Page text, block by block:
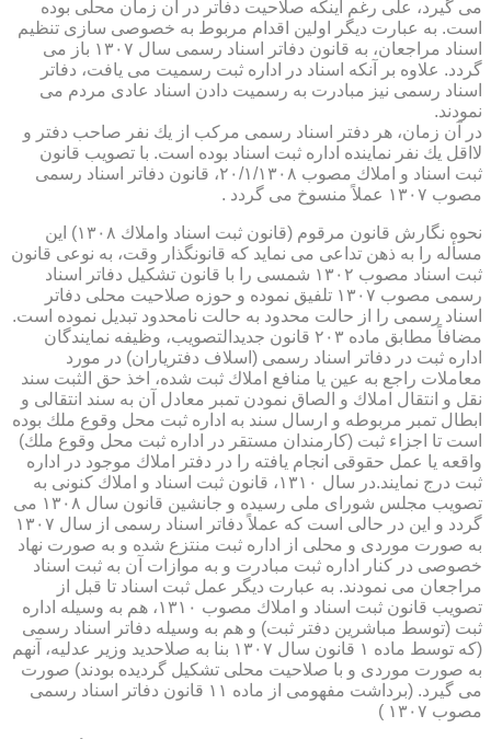
می گیرد، علی رغم اینكه صلاحیت دفاتر در آن زمان محلی بوده
است. به عبارت دیگر اولین اقدام مربوط به خصوصی سازی تنظیم
اسناد مراجعان، به قانون دفاتر اسناد رسمی سال ۱۳۰۷ باز می
گردد. علاوه بر آنكه اسناد در اداره ثبت رسمیت می یافت، دفاتر
اسناد رسمی نیز مبادرت به رسمیت دادن اسناد عادی مردم می
نمودند.
در آن زمان، هر دفتر اسناد رسمی مركب از یك نفر صاحب دفتر و
لااقل یك نفر نماینده اداره ثبت اسناد بوده است. با تصویب قانون
ثبت اسناد و املاك مصوب ۲۰/۱/۱۳۰۸، قانون دفاتر اسناد رسمی
مصوب ۱۳۰۷ عملاً منسوخ می گردد .
نحوه نگارش قانون مرقوم (قانون ثبت اسناد واملاك ۱۳۰۸) این
مسأله را به ذهن تداعی می نماید كه قانونگذار وقت، به نوعی قانون
ثبت اسناد مصوب ۱۳۰۲ شمسی را با قانون تشكیل دفاتر اسناد
رسمی مصوب ۱۳۰۷ تلفیق نموده و حوزه صلاحیت محلی دفاتر
اسناد رسمی را از حالت محدود به حالت نامحدود تبدیل نموده است.
مضافاً مطابق ماده ۲۰۳ قانون جدیدالتصویب، وظیفه نمایندگان
اداره ثبت در دفاتر اسناد رسمی (اسلاف دفتریاران) در مورد
معاملات راجع به عین یا منافع املاك ثبت شده، اخذ حق الثبت سند
نقل و انتقال املاك و الصاق نمودن تمبر معادل آن به سند انتقالی و
ابطال تمبر مربوطه و ارسال سند به اداره ثبت محل وقوع ملك بوده
است تا اجزاء ثبت (كارمندان مستقر در اداره ثبت محل وقوع ملك)
واقعه یا عمل حقوقی انجام یافته را در دفتر املاك موجود در اداره
ثبت درج نمایند.در سال ۱۳۱۰، قانون ثبت اسناد و املاك كنونی به
تصویب مجلس شورای ملی رسیده و جانشین قانون سال ۱۳۰۸ می
گردد و این در حالی است كه عملاً دفاتر اسناد رسمی از سال ۱۳۰۷
به صورت موردی و محلی از اداره ثبت منتزع شده و به صورت نهاد
خصوصی در كنار اداره ثبت مبادرت و به موازات آن به ثبت اسناد
مراجعان می نمودند. به عبارت دیگر عمل ثبت اسناد تا قبل از
تصویب قانون ثبت اسناد و املاك مصوب ۱۳۱۰، هم به وسیله اداره
ثبت (توسط مباشرین دفتر ثبت) و هم به وسیله دفاتر اسناد رسمی
(كه توسط ماده ۱ قانون سال ۱۳۰۷ بنا به صلاحدید وزیر عدلیه، آنهم
به صورت موردی و با صلاحیت محلی تشكیل گردیده بودند) صورت
می گیرد. (برداشت مفهومی از ماده ۱۱ قانون دفاتر اسناد رسمی
مصوب ۱۳۰۷ )